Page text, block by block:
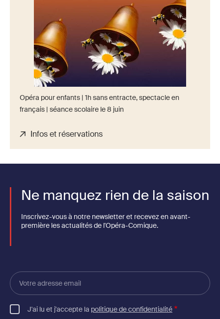
Opéra pour enfants | 1h sans entracte, spectacle en
français | séance scolaire le 8 juin
Infos et réservations
Ne manquez rien de la saison
Inscrivez-vous à notre newsletter et recevez en avant-
première les actualités de l'Opéra-Comique.
Votre
adresse
email
J'ai lu et j'accepte la politique de confidentialité